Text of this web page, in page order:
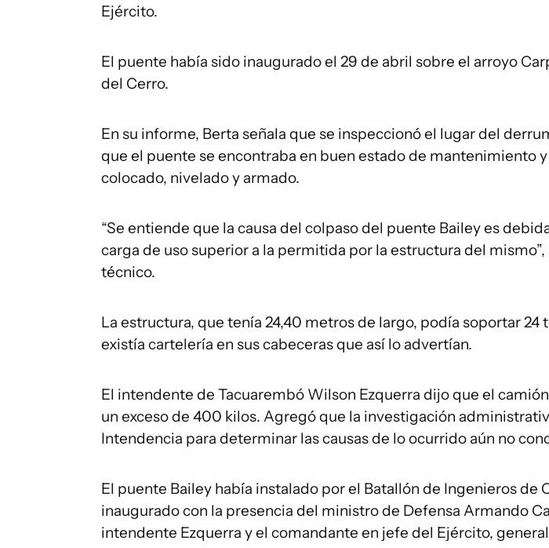
Ejército.
El puente había sido inaugurado el 29 de abril sobre el arroyo
del Cerro.
En su informe, Berta señala que se inspeccionó el lugar del
que el puente se encontraba en buen estado de mantenimiento
colocado, nivelado y armado.
“Se entiende que la causa del colpaso del puente Bailey es
carga de uso superior a la permitida por la estructura del
técnico.
La estructura, que tenía 24,40 metros de largo, podía soportar 24
existía cartelería en sus cabeceras que así lo advertían.
El intendente de Tacuarembó Wilson Ezquerra dijo que el
un exceso de 400 kilos. Agregó que la investigación
Intendencia para determinar las causas de lo ocurrido aún no
El puente Bailey había instalado por el Batallón de Ingenieros de
inaugurado con la presencia del ministro de Defensa Armando
intendente Ezquerra y el comandante en jefe del Ejército,